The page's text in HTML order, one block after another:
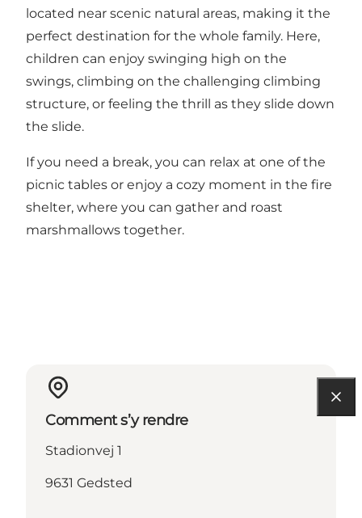
located near scenic natural areas, making it the
perfect destination for the whole family. Here,
children can enjoy swinging high on the
swings, climbing on the challenging climbing
structure, or feeling the thrill as they slide down
the slide.
If you need a break, you can relax at one of the
picnic tables or enjoy a cozy moment in the fire
shelter, where you can gather and roast
marshmallows together.
Comment s’y rendre
Stadionvej 1
9631 Gedsted